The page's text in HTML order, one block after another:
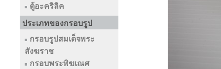
ตู้อะคริลิค
ประเภทของกรอบรูป
กรอบรูปสมเด็จพระ
สังฆราช
กรอบพระพิฆเณศ